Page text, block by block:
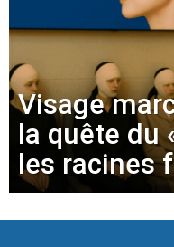
Visage
la quête du
les racines